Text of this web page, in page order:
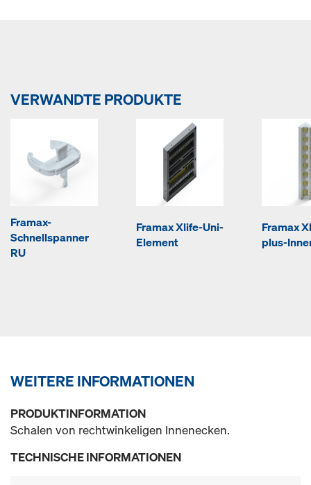
VERWANDTE PRODUKTE
Framax-
Schnellspanner
RU
Framax Xlife-Uni-
Element
Framax
plus-
WEITERE INFORMATIONEN
PRODUKTINFORMATION
Schalen von rechtwinkeligen Innenecken.
TECHNISCHE INFORMATIONEN